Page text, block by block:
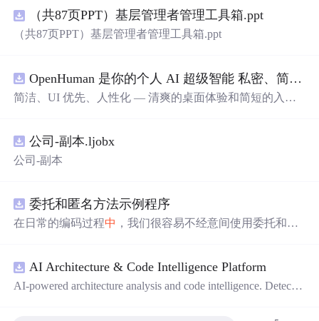
（共87页PPT）基层管理者管理工具箱.ppt
（共87页PPT）基层管理者管理工具箱.ppt
OpenHuman 是你的个人 AI 超级智能 私密、简洁、极其强大
简洁、UI 优先、人性化 — 清爽的桌面体验和简短的入门
吉祥物，会说话、能感知周围环境、可作为真实参与者加
入你的 Google Meet 会议、跨周记住你，即使你停止输入
公司-副本.ljobx
公司-副本
委托和匿名方法示例程序
在日常的编码过程中 ，我们很容易不经意间使用委托和匿
的完整项目示例。
AI Architecture & Code Intelligence Platform
AI-powered architecture analysis and code intelligence. Detects